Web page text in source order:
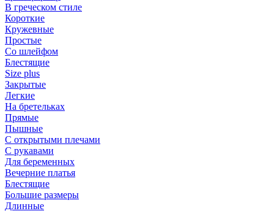
В греческом стиле
Короткие
Кружевные
Простые
Со шлейфом
Блестящие
Size plus
Закрытые
Легкие
На бретельках
Прямые
Пышные
С открытыми плечами
С рукавами
Для беременных
Вечерние платья
Блестящие
Большие размеры
Длинные